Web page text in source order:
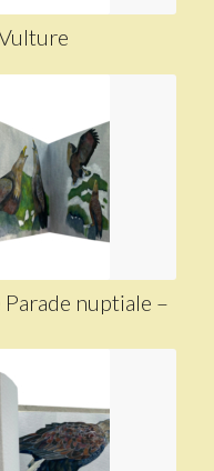
nuptiale –